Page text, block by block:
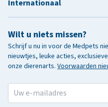
Wilt u niets missen?
Schrijf u nu in voor de Medpets
nieuwtjes, leuke acties,
onze dierenarts. Voorwaarden
Internationaal